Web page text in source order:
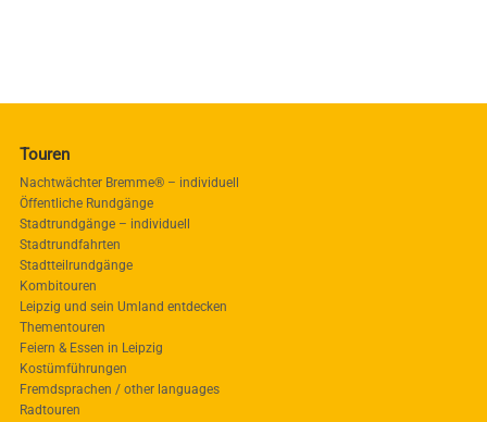
Touren
Nachtwächter Bremme® – individuell
Öffentliche Rundgänge
Stadtrundgänge – individuell
Stadtrundfahrten
Stadtteilrundgänge
Kombitouren
Leipzig und sein Umland entdecken
Thementouren
Feiern & Essen in Leipzig
Kostümführungen
Fremdsprachen / other languages
Radtouren